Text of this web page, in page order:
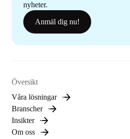
nyheter.
Anmäl dig nu!
Översikt
Våra lösningar
Branscher
Insikter
Om oss